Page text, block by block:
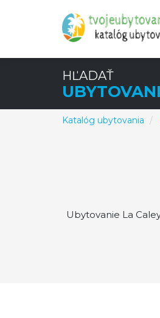
HĽADAŤ
Katalóg ubytovania
Ubytovanie La